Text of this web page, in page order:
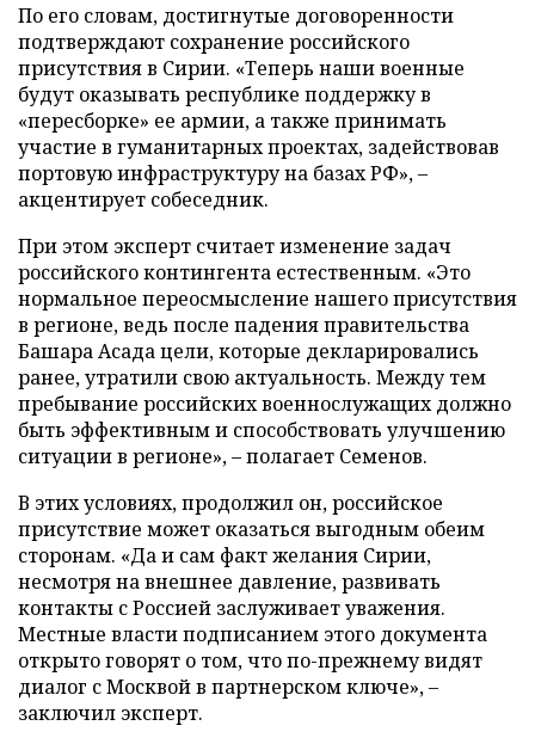
По его словам, достигнутые договоренности
подтверждают сохранение российского
присутствия в Сирии. «Теперь наши военные
будут оказывать республике поддержку в
«пересборке» ее армии, а также принимать
участие в гуманитарных проектах, задействовав
портовую инфраструктуру на базах РФ», –
акцентирует собеседник.
При этом эксперт считает изменение задач
российского контингента естественным. «Это
нормальное переосмысление нашего присутствия
в регионе, ведь после падения правительства
Башара Асада цели, которые декларировались
ранее, утратили свою актуальность. Между тем
пребывание российских военнослужащих должно
быть эффективным и способствовать улучшению
ситуации в регионе», – полагает Семенов.
В этих условиях, продолжил он, российское
присутствие может оказаться выгодным обеим
сторонам. «Да и сам факт желания Сирии,
несмотря на внешнее давление, развивать
контакты с Россией заслуживает уважения.
Местные власти подписанием этого документа
открыто говорят о том, что по-прежнему видят
диалог с Москвой в партнерском ключе», –
заключил эксперт.